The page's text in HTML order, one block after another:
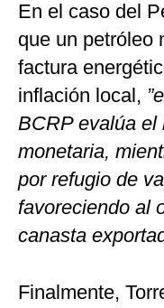
En el caso del
que un petróleo
factura
inflación local,
BCRP evalúa el
monetaria,
por refugio de
favoreciendo al
canasta
Finalmente,